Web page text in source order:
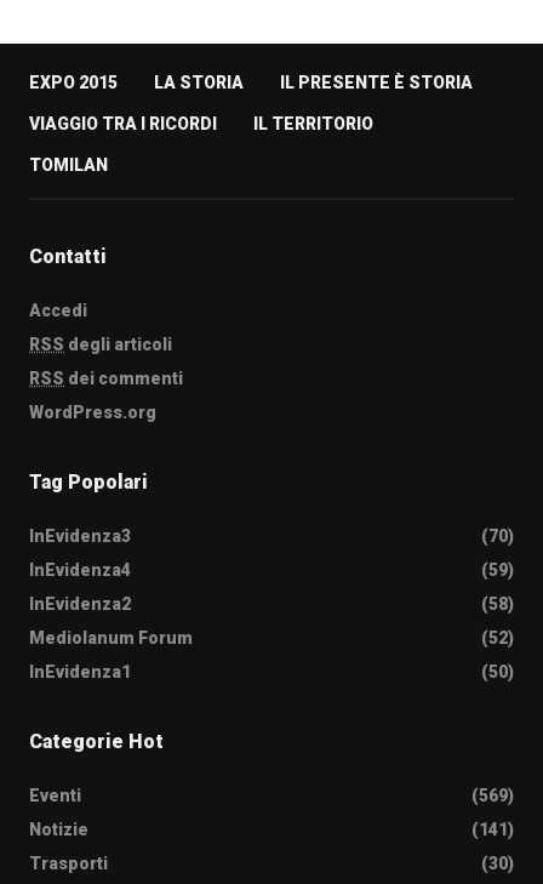
EXPO 2015 LA STORIA IL PRESENTE È STORIA
VIAGGIO TRA I RICORDI IL TERRITORIO
TOMILAN
Contatti
Accedi
RSS degli articoli
RSS dei commenti
WordPress.org
Tag Popolari
InEvidenza3
(70)
InEvidenza4
(59)
InEvidenza2
(58)
Mediolanum Forum
(52)
InEvidenza1
(50)
Categorie Hot
Eventi
(569)
Notizie
(141)
Trasporti
(30)